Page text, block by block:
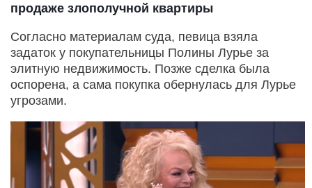
продаже злополучной квартиры
Согласно материалам суда, певица взяла
задаток у покупательницы Полины Лурье за
элитную недвижимость. Позже сделка была
оспорена, а сама покупка обернулась для Лурье
угрозами.